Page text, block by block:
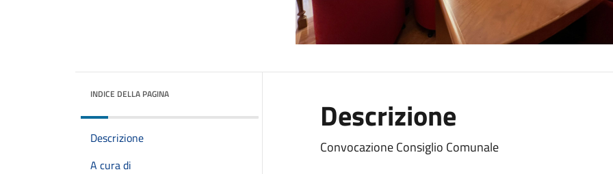
INDICE DELLA PAGINA
Descrizione
A cura di
Descrizione
Convocazione Consiglio Comunale